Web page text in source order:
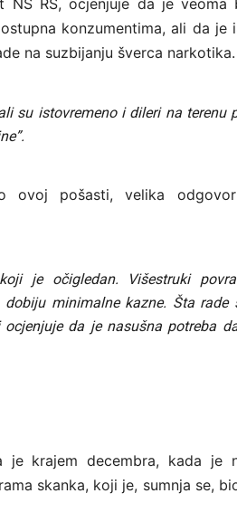
NS RS, ocjenjuje da je
konzumentima, ali da je
na suzbijanju šverca narkotika.
su istovremeno i dileri na terenu
ovoj pošasti, velika
je očigledan. Višestruki
minimalne kazne. Šta rade
da je nasušna potreba
je krajem decembra, kada je
skanka, koji je, sumnja se,